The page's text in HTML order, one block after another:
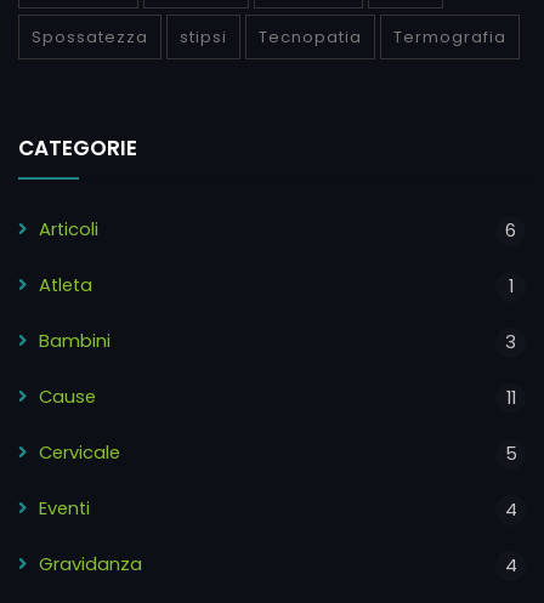
Spossatezza stipsi Tecnopatia Termografia
CATEGORIE
Articoli 6
Atleta 1
Bambini 3
Cause 11
Cervicale 5
Eventi 4
Gravidanza 4